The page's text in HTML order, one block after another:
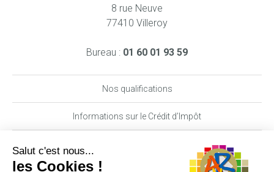
8 rue Neuve
77410 Villeroy
Bureau : 01 60 01 93 59
Nos qualifications
Informations sur le Crédit d’Impôt